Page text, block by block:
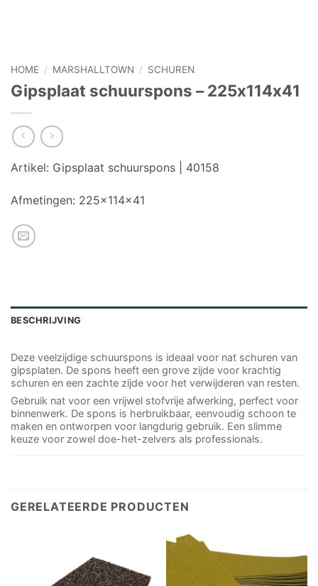
HOME / MARSHALLTOWN / SCHUREN
Gipsplaat schuurspons – 225x114x41
Artikel: Gipsplaat schuurspons | 40158
Afmetingen: 225x114x41
BESCHRIJVING
Deze veelzijdige schuurspons is ideaal voor nat schuren van
gipsplaten. De spons heeft een grove zijde voor krachtig
schuren en een zachte zijde voor het verwijderen van resten.
Gebruik nat voor een vrijwel stofvrije afwerking, perfect voor
binnenwerk. De spons is herbruikbaar, eenvoudig schoon te
maken en ontworpen voor langdurig gebruik. Een slimme
keuze voor zowel doe-het-zelvers als professionals.
GERELATEERDE PRODUCTEN